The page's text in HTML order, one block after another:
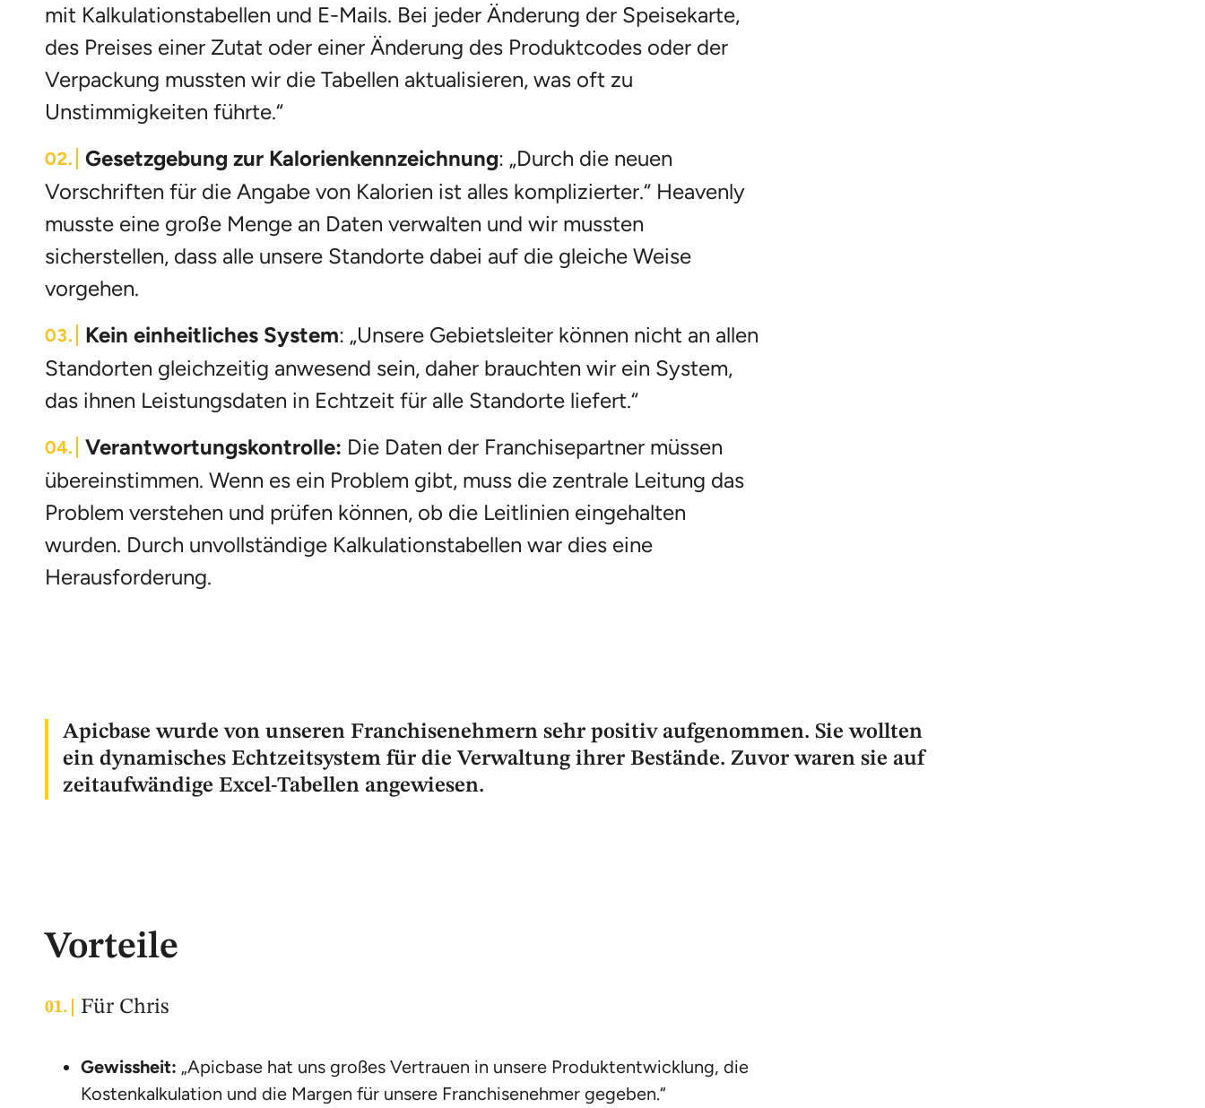
mit Kalkulationstabellen und E-Mails. Bei jeder Änderung der Speisekarte,
des Preises einer Zutat oder einer Änderung des Produktcodes oder der
Verpackung mussten wir die Tabellen aktualisieren, was oft zu
Unstimmigkeiten führte.“
Gesetzgebung zur Kalorienkennzeichnung: „Durch die neuen
Vorschriften für die Angabe von Kalorien ist alles komplizierter.“ Heavenly
musste eine große Menge an Daten verwalten und wir mussten
sicherstellen, dass alle unsere Standorte dabei auf die gleiche Weise
vorgehen.
Kein einheitliches System: „Unsere Gebietsleiter können nicht an allen
Standorten gleichzeitig anwesend sein, daher brauchten wir ein System,
das ihnen Leistungsdaten in Echtzeit für alle Standorte liefert.“
Verantwortungskontrolle: Die Daten der Franchisepartner müssen
übereinstimmen. Wenn es ein Problem gibt, muss die zentrale Leitung das
Problem verstehen und prüfen können, ob die Leitlinien eingehalten
wurden. Durch unvollständige Kalkulationstabellen war dies eine
Herausforderung.
Apicbase wurde von unseren Franchisenehmern sehr positiv aufgenommen. Sie wollten
ein dynamisches Echtzeitsystem für die Verwaltung ihrer Bestände. Zuvor waren sie auf
zeitaufwändige Excel-Tabellen angewiesen.
Vorteile
Für Chris
Gewissheit: „Apicbase hat uns großes Vertrauen in unsere Produktentwicklung, die
Kostenkalkulation und die Margen für unsere Franchisenehmer gegeben.“